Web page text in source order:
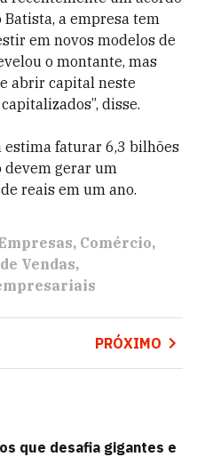
Batista, a empresa tem
em novos modelos de
o montante, mas
abrir capital neste
disse.
estima faturar 6,3 bilhões
devem gerar um
reais em um ano.
Comércio
Vendas
PRÓXIMO
que desafia gigantes e